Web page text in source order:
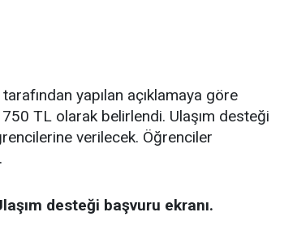
yapılan açıklamaya göre
TL olarak belirlendi. Ulaşım desteği
verilecek. Öğrenciler
desteği başvuru ekranı.